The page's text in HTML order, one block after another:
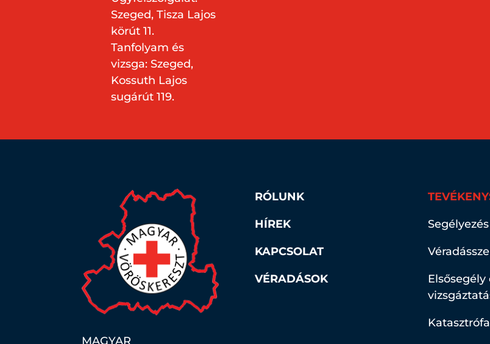
Szeged, Tisza Lajos
körút 11.
Tanfolyam és
vizsga: Szeged,
Kossuth Lajos
sugárút 119.
MAGYAR
RÓLUNK
HÍREK
KAPCSOLAT
VÉRADÁSOK
Segélyezés